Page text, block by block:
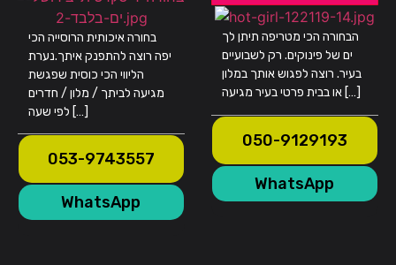
בחורה איכותית הרוסייה הכי
יפה רוצה להתפנק איתך.נערת
הליווי הכי כוסית שפגשת
מגיעה לביתך / מלון / חדרים
לפי שעה […]
053-9743557
WhatsApp
הבחורה הכי מטריפה תיתן לך
ים של פינוקים. רק לשבועיים
בעיר. רוצה לפגוש אותך במלון
או בבית פרטי בעיר מגיעה […]
050-9129193
WhatsApp